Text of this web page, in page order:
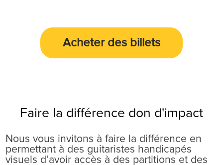
Acheter des billets
Faire la différence don d'impact
Nous vous invitons à faire la différence en
permettant à des guitaristes handicapés
visuels d’avoir accès à des partitions et des